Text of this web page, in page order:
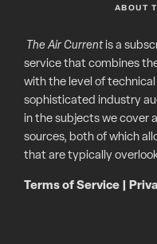
ABOUT
The Air Currentis a
service that combines
with the level of
sophisticated industry
in the subjects we cover
sources, both of which
that are typically
Terms of Service